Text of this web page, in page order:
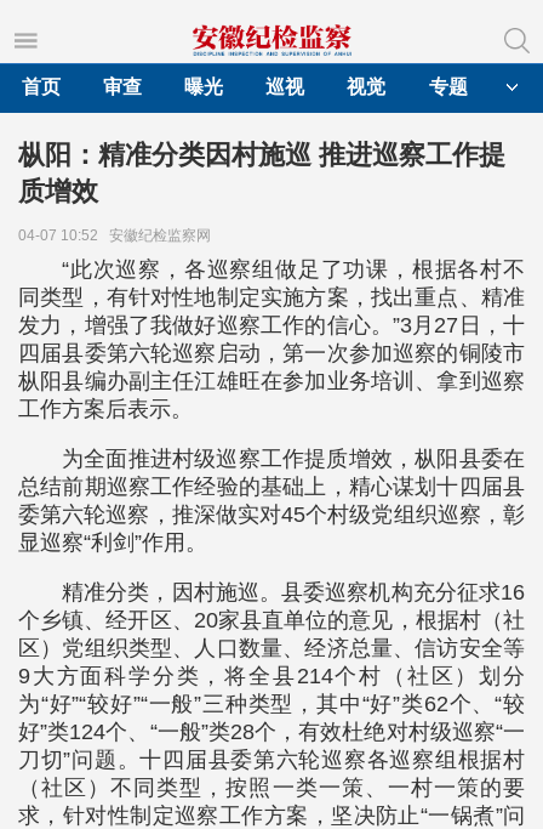
首页
审查 曝光 巡视 视觉 专题
枞阳：精准分类因村施巡 推进巡察工作提
质增效
04-07 10:52 安徽纪检监察网
“此次巡察，各巡察组做足了功课，根据各村不
同类型，有针对性地制定实施方案，找出重点、精准
发力，增强了我做好巡察工作的信心。”3月27日，十
四届县委第六轮巡察启动，第一次参加巡察的铜陵市
枞阳县编办副主任江雄旺在参加业务培训、拿到巡察
工作方案后表示。
为全面推进村级巡察工作提质增效，枞阳县委在
总结前期巡察工作经验的基础上，精心谋划十四届县
委第六轮巡察，推深做实对45个村级党组织巡察，彰
显巡察“利剑”作用。
精准分类，因村施巡。县委巡察机构充分征求16
个乡镇、经开区、20家县直单位的意见，根据村（社
区）党组织类型、人口数量、经济总量、信访安全等
9大方面科学分类，将全县214个村（社区）划分
为“好”“较好”“一般”三种类型，其中“好”类62个、“较
好”类124个、“一般”类28个，有效杜绝对村级巡察“一
刀切”问题。十四届县委第六轮巡察各巡察组根据村
（社区）不同类型，按照一类一策、一村一策的要
求，针对性制定巡察工作方案，坚决防止“一锅煮”问